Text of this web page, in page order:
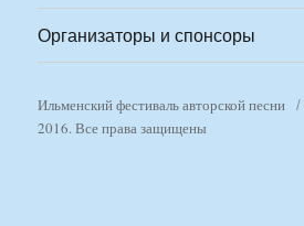
Организаторы и спонсоры
Ильменский фестиваль авторской песни
2016. Все права защищены